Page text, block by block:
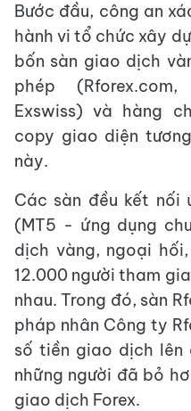
Bước đầu, công an
hành vi tổ chức xây
bốn sàn giao dịch
phép (Rforex.com,
Exswiss) và hàng
copy giao diện
này.
Các sàn đều kết nối
(MT5 - ứng dụng
dịch vàng, ngoại
12.000 người tham
nhau. Trong đó, sàn
pháp nhân Công ty
số tiền giao dịch
những người đã bỏ
giao dịch Forex.